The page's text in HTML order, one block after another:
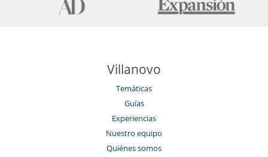
Villanovo
Temáticas
Guías
Experiencias
Nuestro equipo
Quiénes somos